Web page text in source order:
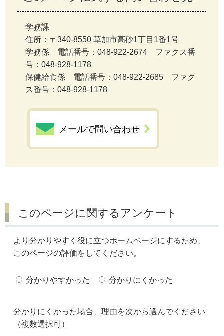
学務課
住所：〒340-8550 草加市高砂1丁目1番1号
学務係 電話番号：048-922-2674 ファクス番
号：048-928-1178
保健給食係 電話番号：048-922-2685 ファク
ス番号：048-928-1178
メールで問い合わせ
このページに関するアンケート
より分かりやすく役に立つホームページにするため、
このページの評価をしてください。
分かりやすかった 分かりにくかった
分かりにくかった場合、理由を次から選んでください
（複数選択可）